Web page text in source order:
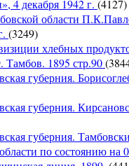
4 декабря 1942 г. (4127)
области
(3249)
хлебных
Тамбов. 1895 стр.90
губерния.
губерния.
губерния.
по состоянию на